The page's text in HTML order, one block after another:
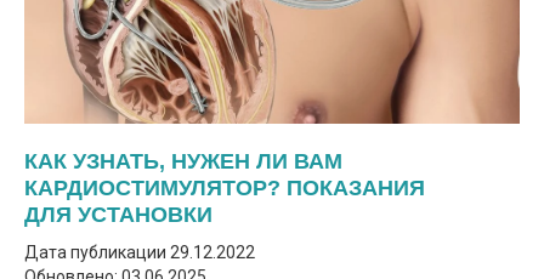
КАК УЗНАТЬ, НУЖЕН ЛИ ВАМ
КАРДИОСТИМУЛЯТОР? ПОКАЗАНИЯ
ДЛЯ УСТАНОВКИ
Дата публикации 29.12.2022